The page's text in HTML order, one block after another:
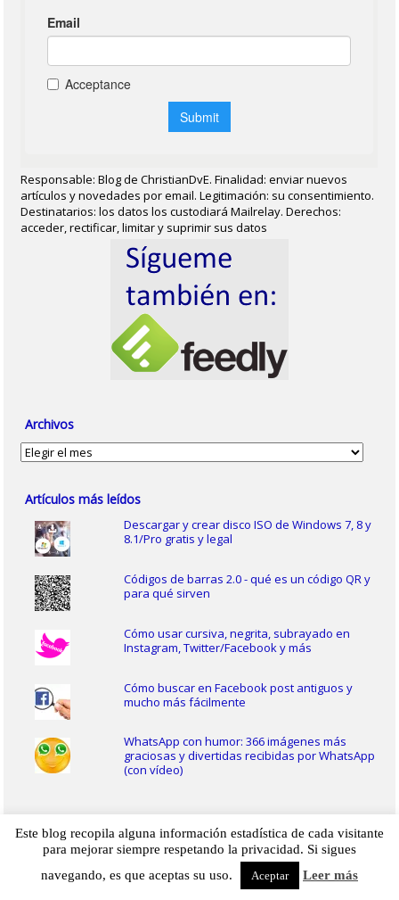
Responsable: Blog de ChristianDvE. Finalidad: enviar nuevos
artículos y novedades por email. Legitimación: su consentimiento.
Destinatarios: los datos los custodiará Mailrelay. Derechos:
acceder, rectificar, limitar y suprimir sus datos
Archivos
Archivos
Artículos más leídos
Descargar y crear disco ISO de Windows 7, 8 y
8.1/Pro gratis y legal
Códigos de barras 2.0 - qué es un código QR y
para qué sirven
Cómo usar cursiva, negrita, subrayado en
Instagram, Twitter/Facebook y más
Cómo buscar en Facebook post antiguos y
mucho más fácilmente
WhatsApp con humor: 366 imágenes más
graciosas y divertidas recibidas por WhatsApp
(con vídeo)
Comentarios recientes
DanienMi colección de catálogos de Expoelectrónica (90, 91, 92,
mariaenFacebook: cuenta inhabilitada, bloqueada o
Este blog recopila alguna información estadística de cada visitante
para mejorar siempre respetando la privacidad. Si sigues
navegando, es que aceptas su uso.
Aceptar Leer más